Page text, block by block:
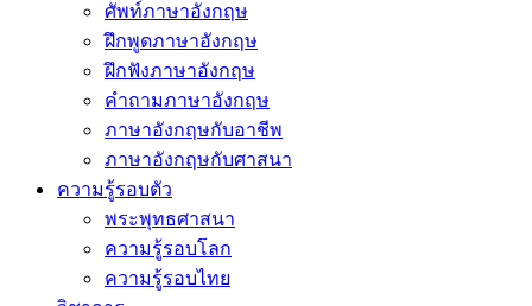
ศัพท์ภาษาอังกฤษ
ฝึกพูดภาษาอังกฤษ
ฝึกฟังภาษาอังกฤษ
คำถามภาษาอังกฤษ
ภาษาอังกฤษกับอาชีพ
ภาษาอังกฤษกับศาสนา
ความรู้รอบตัว
พระพุทธศาสนา
ความรู้รอบโลก
ความรู้รอบไทย